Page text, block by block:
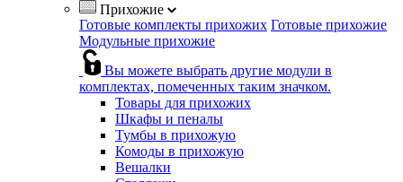
Прихожие
Готовые комплекты прихожих Готовые прихожие
Модульные прихожие
Вы можете выбрать другие модули в
комплектах, помеченных таким значком.
Товары для прихожих
Шкафы и пеналы
Тумбы в прихожую
Комоды в прихожую
Вешалки